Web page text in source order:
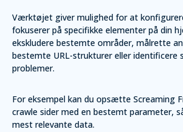
Værktøjet giver mulighed for at
fokuserer på specifikke elementer på din
ekskludere bestemte områder, målrette
bestemte URL-strukturer eller identificere
problemer.
For eksempel kan du opsætte Screaming
crawle sider med en bestemt parameter,
mest relevante data.